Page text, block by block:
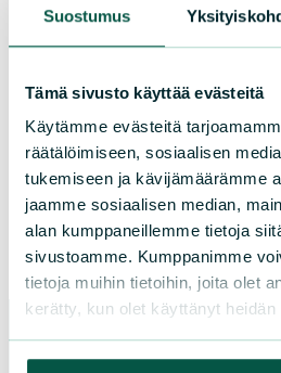
Suostumus
Tämä sivusto käyttää evästeitä
Käytämme evästeitä
räätälöimiseen, sosiaalisen
tukemiseen ja kävijämäärämme
jaamme sosiaalisen median,
alan kumppaneillemme tietoja
sivustoamme. Kumppanimme
tietoja muihin tietoihin, joita olet
kerätty, kun olet käyttänyt heidän
Keurusseudun
Lisää yhteystietoja
Facebook